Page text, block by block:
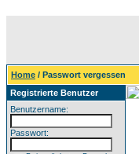
Home / Passwort vergessen
Registrierte Benutzer
Benutzername:
Passwort: